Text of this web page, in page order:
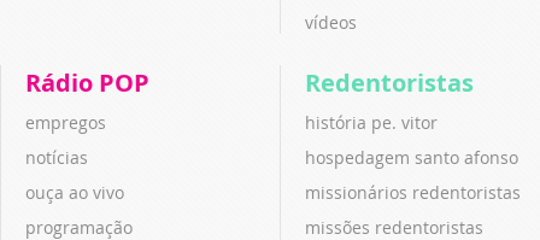
vídeos
Rádio POP
empregos
notícias
ouça ao vivo
programação
Redentoristas
história pe. vitor
hospedagem santo afonso
missionários redentoristas
missões redentoristas